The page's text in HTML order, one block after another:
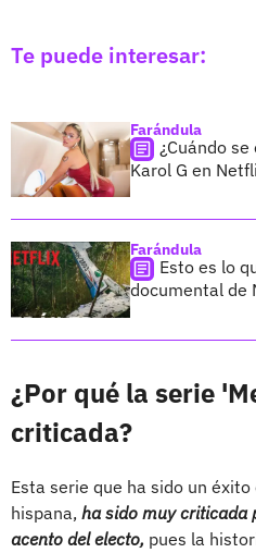
Te puede interesar:
Farándula
¿Cuándo
Karol G en
Farándula
Esto es lo
documental de
¿Por qué la serie
criticada?
Esta serie que ha sido un
hispana, ha sido muy criticada
acento del electo, pues la